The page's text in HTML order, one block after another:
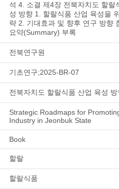
석 4. 소결 제4장 전북자치도 할랄
성 방향 1. 할랄식품 산업 육성을
략 2. 기대효과 및 향후 연구 방향
요약(Summary) 부록
전북연구원
기초연구;2025-BR-07
전북자치도 할랄식품 산업 육성
Strategic Roadmaps for
Industry in Jeonbuk State
Book
할랄
할랄식품